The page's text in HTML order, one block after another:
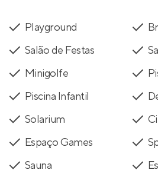
Playground
Salão de Festas
Minigolfe
Piscina Infantil
Solarium
Espaço Games
Sauna